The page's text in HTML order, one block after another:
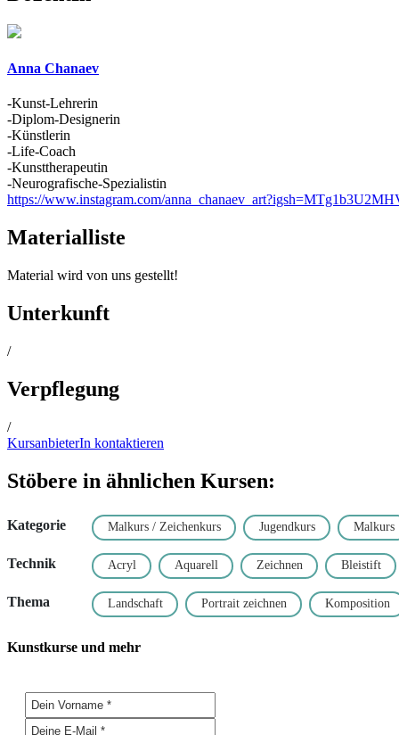
Anna Chanaev
-Kunst-Lehrerin
-Diplom-Designerin
-Künstlerin
-Life-Coach
-Kunsttherapeutin
-Neurografische-Spezialistin
https://www.instagram.com/
Materialliste
Material wird von uns gestellt!
Unterkunft
/
Verpflegung
/
KursanbieterIn kontaktieren
Stöbere in ähnlichen Kursen:
Kategorie Malkurs / Zeichenkurs Jugendkurs Malkurs
Technik Acryl Aquarell Zeichnen Bleistift
Thema Landschaft Portrait zeichnen Komposition
Kunstkurse und mehr